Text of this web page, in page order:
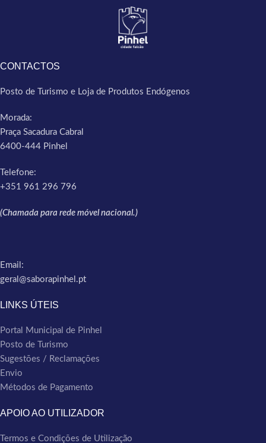
CONTACTOS
Posto de Turismo e Loja de Produtos Endógenos
Morada:
Praça Sacadura Cabral
6400-444 Pinhel
Telefone:
+351 961 296 796
(Chamada para rede móvel nacional.)
Email:
geral@saborapinhel.pt
LINKS ÚTEIS
Portal Municipal de Pinhel
Posto de Turismo
Sugestões / Reclamações
Envio
Métodos de Pagamento
APOIO AO UTILIZADOR
Termos e Condições de Utilização